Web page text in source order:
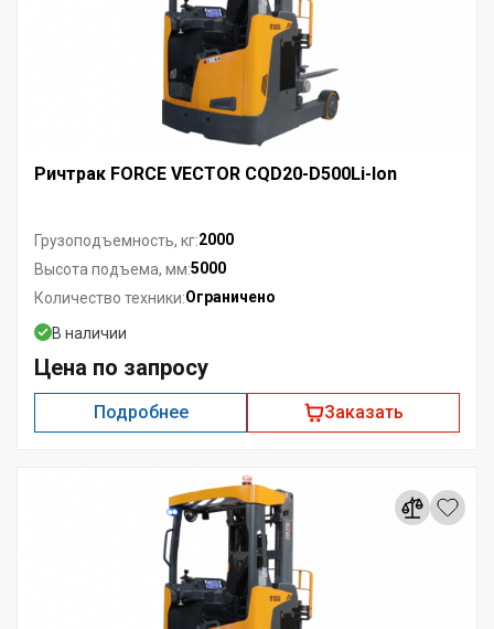
Ричтрак FORCE VECTOR CQD20-D500Li-Ion
Грузоподъемность, кг:2000
Высота подъема, мм:5000
Количество техники:Ограничено
В наличии
Цена по запросу
Подробнее Заказать